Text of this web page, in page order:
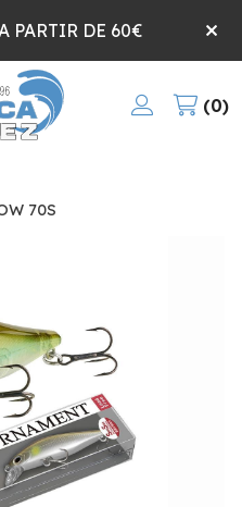
PARTIR DE 60€
0
70S